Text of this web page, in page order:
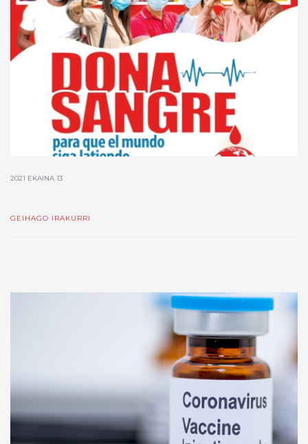
2021 EKAINA 13
GEIHAGO IRAKURRI